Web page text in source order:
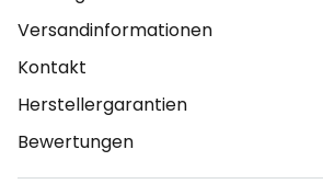
Versandinformationen
Kontakt
Herstellergarantien
Bewertungen